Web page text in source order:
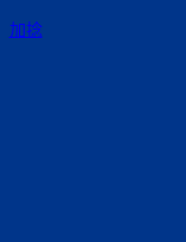
加捻